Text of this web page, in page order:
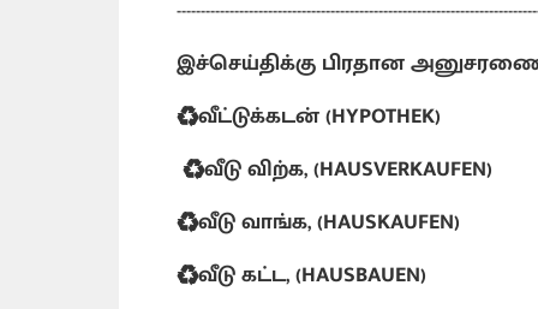
இச்செய்திக்கு பிரதான
♻️வீட்டுக்கடன் (HYPOTHEK)
♻️வீடு விற்க, (HAUSVERKAUFEN)
♻️வீடு வாங்க, (HAUSKAUFEN)
♻️வீடு கட்ட, (HAUSBAUEN)